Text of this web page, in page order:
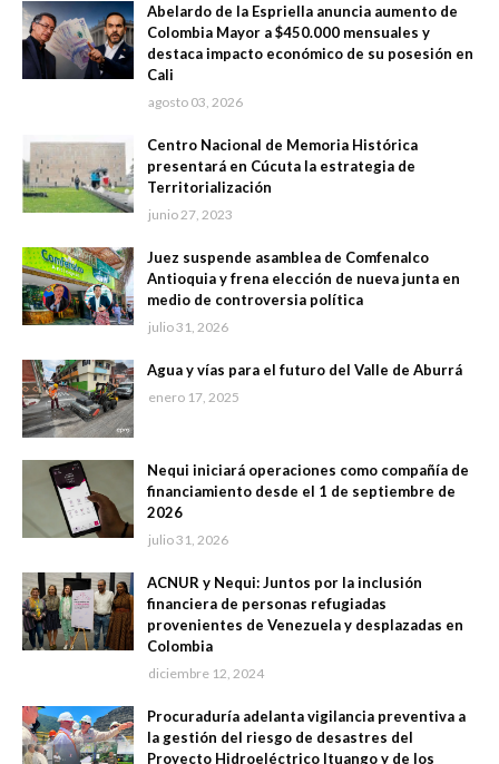
Abelardo de la Espriella anuncia aumento de
Colombia Mayor a $450.000 mensuales y
destaca impacto económico de su posesión en
Cali
agosto 03, 2026
Centro Nacional de Memoria Histórica
presentará en Cúcuta la estrategia de
Territorialización
junio 27, 2023
Juez suspende asamblea de Comfenalco
Antioquia y frena elección de nueva junta en
medio de controversia política
julio 31, 2026
Agua y vías para el futuro del Valle de Aburrá
enero 17, 2025
Nequi iniciará operaciones como compañía de
financiamiento desde el 1 de septiembre de
2026
julio 31, 2026
ACNUR y Nequi: Juntos por la inclusión
financiera de personas refugiadas
provenientes de Venezuela y desplazadas en
Colombia
diciembre 12, 2024
Procuraduría adelanta vigilancia preventiva a
la gestión del riesgo de desastres del
Proyecto Hidroeléctrico Ituango y de los